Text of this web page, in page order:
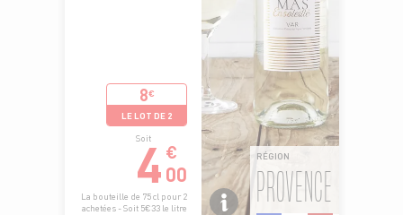
8€
LE LOT DE 2
Soit
4 €
00
La bouteille de 75 cl pour 2
achetées - Soit 5€33 le litre
RÉGION
PROVENCE